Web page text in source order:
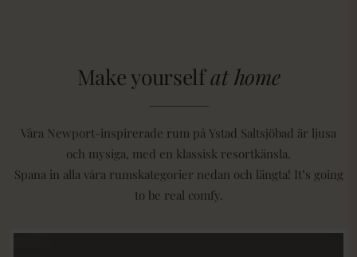
Make yourselfat home
Våra Newport-inspirerade rum på Ystad Saltsjöbad är ljusa
och mysiga, med en klassisk resortkänsla.
Spana in alla våra rumskategorier nedan och längta! It’s going
to be real comfy.